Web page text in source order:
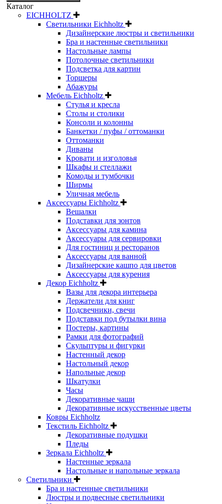
Каталог
EICHHOLTZ
Светильники Eichholtz
Дизайнерские люстры и светильники
Бра и настенные светильники
Настольные лампы
Потолочные светильники
Подсветка для картин
Торшеры
Абажуры
Мебель Eichholtz
Стулья и кресла
Столы и столики
Консоли и колонны
Банкетки / пуфы / оттоманки
Оттоманки
Диваны
Кровати и изголовья
Шкафы и стеллажи
Комоды и тумбочки
Ширмы
Уличная мебель
Аксессуары Eichholtz
Вешалки
Подставки для зонтов
Аксессуары для камина
Аксессуары для сервировки
Для гостиниц и ресторанов
Аксессуары для ванной
Дизайнерские кашпо для цветов
Аксессуары для курения
Декор Eichholtz
Вазы для декора интерьера
Держатели для книг
Подсвечники, свечи
Подставки под бутылки вина
Постеры, картины
Рамки для фотографий
Скульптуры и фигурки
Настенный декор
Настольный декор
Напольные декор
Шкатулки
Часы
Декоративные чаши
Декоративные искусственные цветы
Ковры Eichholtz
Текстиль Eichholtz
Декоративные подушки
Пледы
Зеркала Eichholtz
Настенные зеркала
Настольные и напольные зеркала
Светильники
Бра и настенные светильники
Люстры и подвесные светильники